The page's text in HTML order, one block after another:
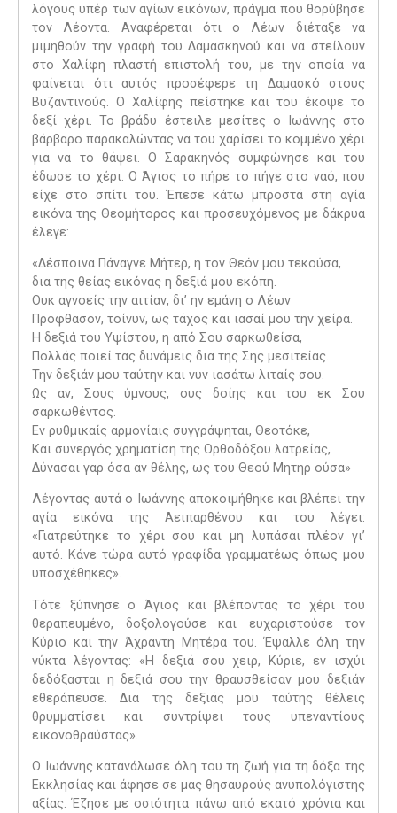
λόγους υπέρ των αγίων εικόνων, πράγμα που θορύβησε
τον Λέοντα. Αναφέρεται ότι ο Λέων διέταξε να
μιμηθούν την γραφή του Δαμασκηνού και να στείλουν
στο Χαλίφη πλαστή επιστολή του, με την οποία να
φαίνεται ότι αυτός προσέφερε τη Δαμασκό στους
Βυζαντινούς. Ο Χαλίφης πείστηκε και του έκοψε το
δεξί χέρι. Το βράδυ έστειλε μεσίτες ο Ιωάννης στο
βάρβαρο παρακαλώντας να του χαρίσει το κομμένο χέρι
για να το θάψει. Ο Σαρακηνός συμφώνησε και του
έδωσε το χέρι. Ο Άγιος το πήρε το πήγε στο ναό, που
είχε στο σπίτι του. Έπεσε κάτω μπροστά στη αγία
εικόνα της Θεομήτορος και προσευχόμενος με δάκρυα
έλεγε:
«Δέσποινα Πάναγνε Μήτερ, η τον Θεόν μου τεκούσα,
δια της θείας εικόνας η δεξιά μου εκόπη.
Ουκ αγνοείς την αιτίαν, δι’ ην εμάνη ο Λέων
Προφθασον, τοίνυν, ως τάχος και ιασαί μου την χείρα.
Η δεξιά του Υψίστου, η από Σου σαρκωθείσα,
Πολλάς ποιεί τας δυνάμεις δια της Σης μεσιτείας.
Την δεξιάν μου ταύτην και νυν ιασάτω λιταίς σου.
Ως αν, Σους ύμνους, ους δοίης και του εκ Σου
σαρκωθέντος.
Εν ρυθμικαίς αρμονίαις συγγράψηται, Θεοτόκε,
Και συνεργός χρηματίση της Ορθοδόξου λατρείας,
Δύνασαι γαρ όσα αν θέλης, ως του Θεού Μητηρ ούσα»
Λέγοντας αυτά ο Ιωάννης αποκοιμήθηκε και βλέπει την
αγία εικόνα της Αειπαρθένου και του λέγει:
«Γιατρεύτηκε το χέρι σου και μη λυπάσαι πλέον γι’
αυτό. Κάνε τώρα αυτό γραφίδα γραμματέως όπως μου
υποσχέθηκες».
Τότε ξύπνησε ο Άγιος και βλέποντας το χέρι του
θεραπευμένο, δοξολογούσε και ευχαριστούσε τον
Κύριο και την Άχραντη Μητέρα του. Έψαλλε όλη την
νύκτα λέγοντας: «Η δεξιά σου χειρ, Κύριε, εν ισχύι
δεδόξασται η δεξιά σου την θραυσθείσαν μου δεξιάν
εθεράπευσε. Δια της δεξιάς μου ταύτης θέλεις
θρυμματίσει και συντρίψει τους υπεναντίους
εικονοθραύστας».
Ο Ιωάννης κατανάλωσε όλη του τη ζωή για τη δόξα της
Εκκλησίας και άφησε σε μας θησαυρούς ανυπολόγιστης
αξίας. Έζησε με οσιότητα πάνω από εκατό χρόνια και